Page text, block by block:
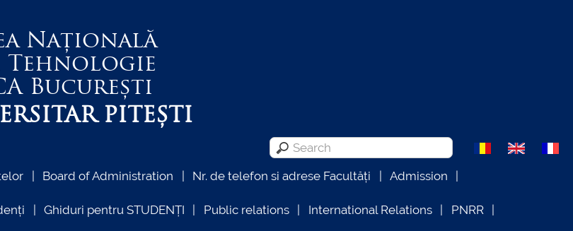
Națională
Tehnologie
București
PITEȘTI
Board of Administration Nr. de telefon si adrese Facultăți Admission
Ghiduri pentru STUDENȚI Public relations International Relations PNRR